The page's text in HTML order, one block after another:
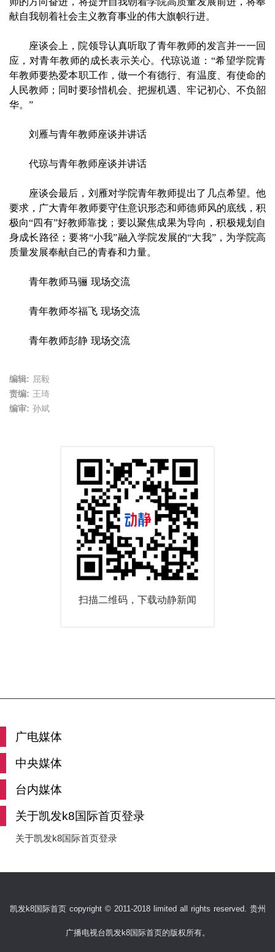
献自我朝着社会主义教育事业的伟大旗帜行进。
座谈会上，院领导认真听取了青年教师的发言并一一回
应，对青年教师的成长表示关心。代琼说道：“希望学院青
年教师要热爱本职工作，做一个有德行、有温度、有使命的
人民教师；同时要珍惜机会、把握机遇、牢记初心、不负韶
华。”
刘雁与青年教师座谈并讲话
代琼与青年教师座谈并讲话
座谈会最后，刘雁对学院青年教师提出了几点希望。他
要求，广大青年教师要守住意识形态和师德师风的底线，积
极向“四有”好教师靠拢；要以聚焦成果为导向，积极规划自
身成长路径；要将“小我”融入学院发展的“大我”，为学院高
质量发展奉献自己的青春和力量。
青年教师马骊 现场交流
青年教师岑福飞 现场交流
青年教师彭静 现场交流
编辑: 屈毅
责编: 王琦
编审: 孙斌
扫描二维码，下载动静新闻
广电媒体
中央媒体
台内媒体
关于凯发k8国际首页登录
关于凯发k8国际首页登录
凯发k8国际首页 copyright © 2011-2018 limited all rights reserved. 贵州
广播电视台凯发k8国际首页的版权所有。